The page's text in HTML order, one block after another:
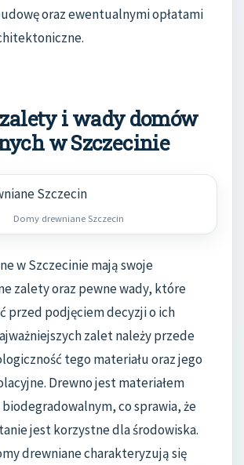
oraz ewentualnymi opłatami
i wady domów
w Szczecinie
Domy drewniane Szczecin
w Szczecinie mają swoje
zalety oraz pewne wady, które
przed podjęciem decyzji o ich
zalet należy przede
tego materiału oraz jego
Drewno jest materiałem
co sprawia, że
jest korzystne dla środowiska.
drewniane charakteryzują się